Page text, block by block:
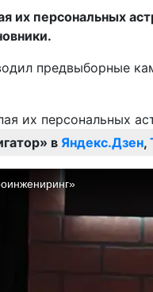
персональных
предвыборные
в Яндекс.Дзен,